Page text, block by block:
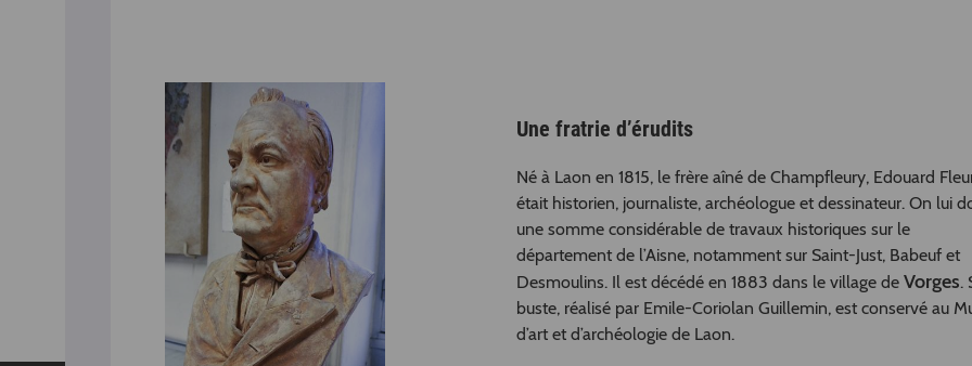
Une fratrie d’érudits
Né à Laon en 1815, le frère aîné de Champfleury, Edouard
était historien, journaliste, archéologue et dessinateur. On lui
une somme considérable de travaux historiques sur le
département de l’Aisne, notamment sur Saint-Just, Babeuf et
Desmoulins. Il est décédé en 1883 dans le village de Vorges.
buste, réalisé par Emile-Coriolan Guillemin, est conservé au
d’art et d’archéologie de Laon.